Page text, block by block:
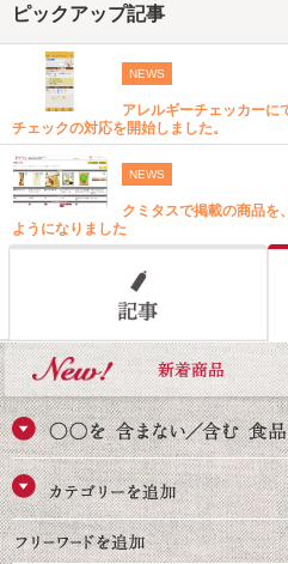
ピックアップ記事
NEWS
アレルギーチェッカーに
チェックの対応を開始しました。
NEWS
クミタスで掲載の商品を
ようになりました